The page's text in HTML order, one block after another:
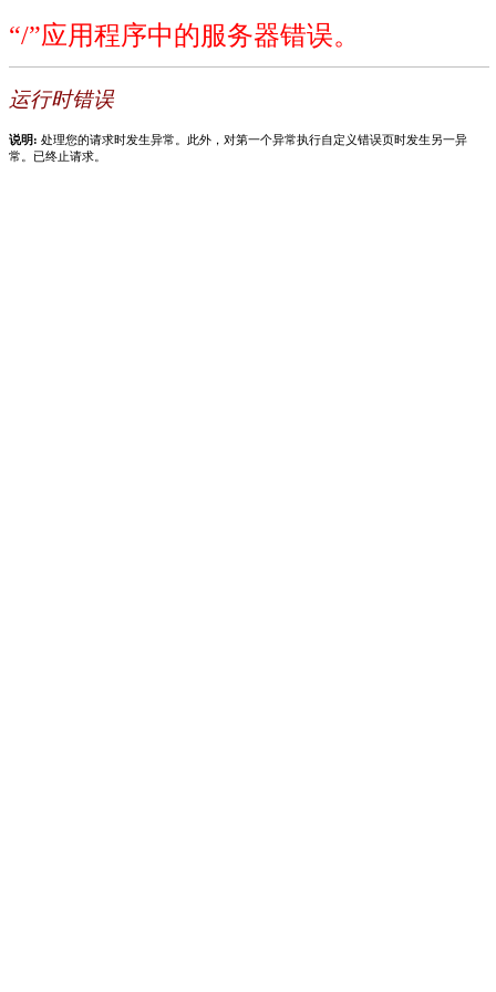
“/”应用程序中的服务器错误。
运行时错误
说明: 处理您的请求时发生异常。此外，对第一个异常执行自定义错误页时发生另一异
常。已终止请求。